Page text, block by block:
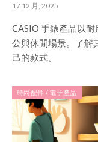
17 12 月, 2025
CASIO 手錶產品以
公與休閒場景。了解
己的款式。
時尚配件 / 電子產品